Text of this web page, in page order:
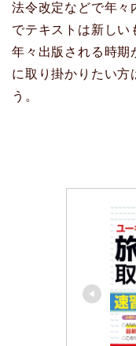
法令改定などで年々
でテキストは新しい
年々出版される時期
に取り掛かりたい方
う。